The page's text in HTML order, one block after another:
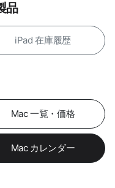
品
iPad 在庫履歴
Mac 一覧・価格
Mac カレンダー